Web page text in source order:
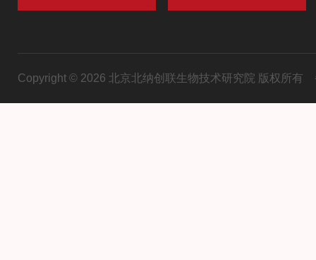
Copyright © 2026 北京北纳创联生物技术研究院 版权所有